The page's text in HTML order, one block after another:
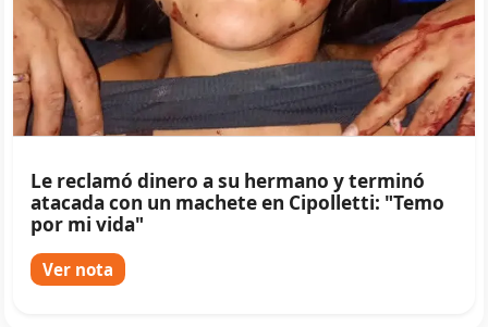
Le reclamó dinero a su hermano y terminó
atacada con un machete en Cipolletti: "Temo
por mi vida"
Ver nota